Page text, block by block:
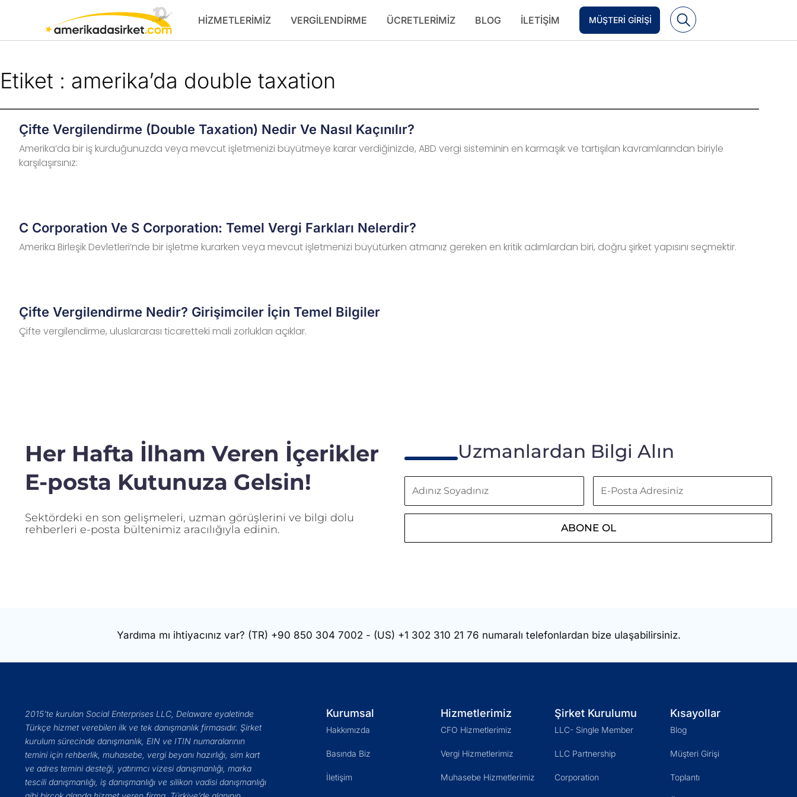
HIZMETLERIMIZ VERGILENDIRME ÜCRETLERIMIZ BLOG İLETIŞIM MÜŞTERI GIRIŞI
Etiket : amerika’da double taxation
Çifte Vergilendirme (Double Taxation) Nedir Ve Nasıl Kaçınılır?
Amerika’da bir iş kurduğunuzda veya mevcut işletmenizi büyütmeye karar verdiğinizde, ABD vergi sisteminin en karmaşık ve tartışılan kavramlarından biriyle
karşılaşırsınız:
C Corporation Ve S Corporation: Temel Vergi Farkları Nelerdir?
Amerika Birleşik Devletleri’nde bir işletme kurarken veya mevcut işletmenizi büyütürken atmanız gereken en kritik adımlardan biri, doğru şirket yapısını seçmektir.
Çifte Vergilendirme Nedir? Girişimciler İçin Temel Bilgiler
Çifte vergilendirme, uluslararası ticaretteki mali zorlukları açıklar.
Her Hafta İlham Veren İçerikler
E-posta Kutunuza Gelsin!
Sektördeki en son gelişmeleri, uzman görüşlerini ve bilgi dolu
rehberleri e-posta bültenimiz aracılığıyla edinin.
Uzmanlardan Bilgi Alın
Adınız
Soyadınız
E-
Posta
Adresiniz
ABONE OL
Yardıma mı ihtiyacınız var? (TR) +90 850 304 7002 - (US) +1 302 310 21 76 numaralı telefonlardan bize ulaşabilirsiniz.
2015’te kurulan Social Enterprises LLC, Delaware eyaletinde
Türkçe hizmet verebilen ilk ve tek danışmanlık firmasıdır. Şirket
kurulum sürecinde danışmanlık, EIN ve ITIN numaralarının
temini için rehberlik, muhasebe, vergi beyanı hazırlığı, sim kart
ve adres temini desteği, yatırımcı vizesi danışmanlığı, marka
tescili danışmanlığı, iş danışmanlığı ve silikon vadisi danışmanlığı
Kurumsal
Hakkımızda
Basında Biz
İletişim
Hizmetlerimiz
CFO Hizmetlerimiz
Vergi Hizmetlerimiz
Muhasebe Hizmetlerimiz
Şirket Kurulumu
LLC- Single Member
LLC Partnership
Corporation
Kısayollar
Blog
Müşteri Girişi
Toplantı